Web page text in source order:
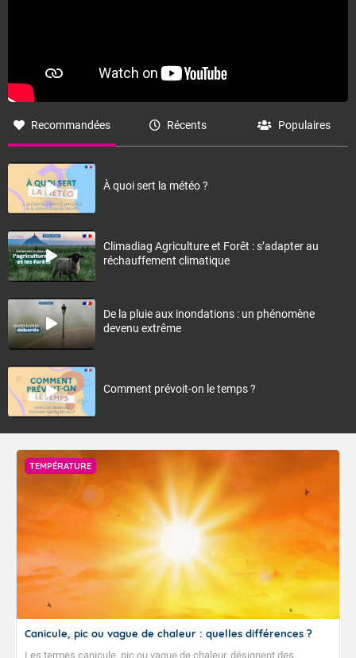
Recommandées Récents Populaires
À quoi sert la météo ?
Climadiag Agriculture et Forêt : s’adapter au
réchauffement climatique
De la pluie aux inondations : un phénomène
devenu extrême
Comment prévoit-on le temps ?
TEMPÉRATURE
Canicule, pic ou vague de chaleur : quelles différences ?
Les termes canicule, pic ou vague de chaleur, désignent des